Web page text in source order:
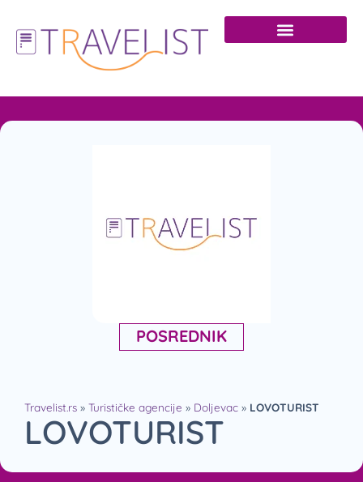
POSREDNIK
Travelist.rs » Turističke agencije » Doljevac » LOVOTURIST
LOVOTURIST